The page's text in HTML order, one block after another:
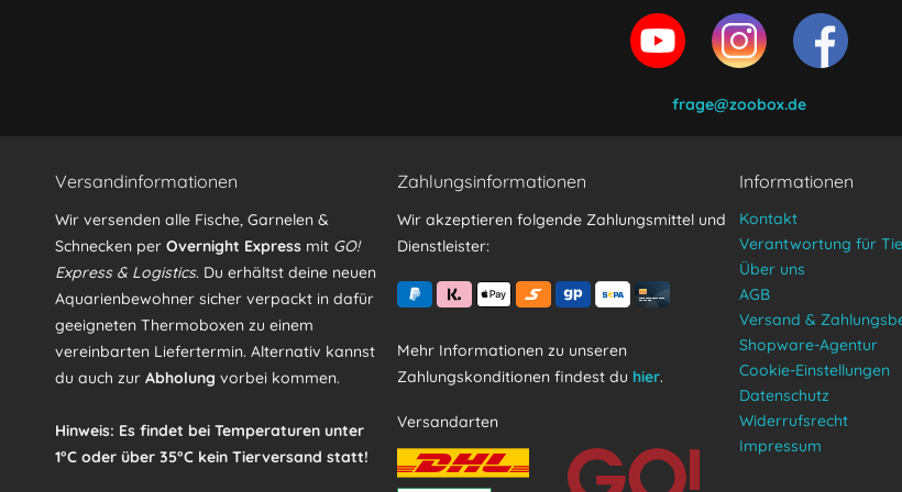
frage@zoobox.de
Versandinformationen
Wir versenden alle Fische, Garnelen &
Schnecken per Overnight Express mit GO!
Express & Logistics. Du erhältst deine neuen
Aquarienbewohner sicher verpackt in dafür
geeigneten Thermoboxen zu einem
vereinbarten Liefertermin. Alternativ kannst
du auch zur Abholung vorbei kommen.
Hinweis: Es findet bei Temperaturen unter
1°C oder über 35°C kein Tierversand statt!
Zahlungsinformationen
Wir akzeptieren folgende Zahlungsmittel und
Dienstleister:
Mehr Informationen zu unseren
Zahlungskonditionen findest du hier.
Versandarten
Informationen
Kontakt
Verantwortung für
Über uns
AGB
Versand &
Shopware-Agentur
Cookie-Einstellungen
Datenschutz
Widerrufsrecht
Impressum